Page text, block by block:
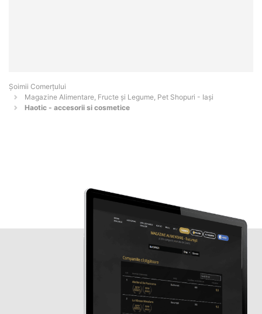
Șoimii Comerțului
Magazine Alimentare, Fructe și Legume, Pet Shopuri - Iaşi
Haotic - accesorii si cosmetice